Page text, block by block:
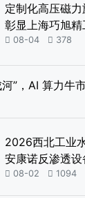
定制化高压磁力
彰显上海巧旭精
 08-04  378
”，AI 算力牛
2026西北工业
安康诺反渗透
 08-02  1094